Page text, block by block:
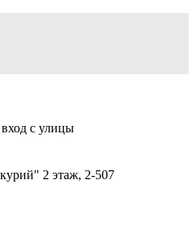
с улицы
2 этаж, 2-507